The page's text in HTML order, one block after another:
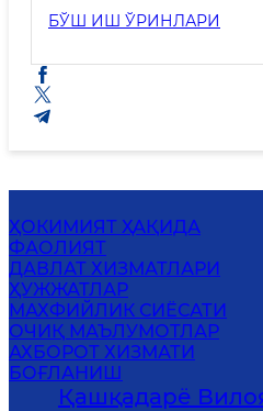
БЎШ ИШ ЎРИНЛАРИ
ҲОКИМИЯТ ҲАҚИДА
ФАОЛИЯТ
ДАВЛАТ ХИЗМАТЛАРИ
ҲУЖЖАТЛАР
MАХФИЙЛИК СИЁСАТИ
ОЧИҚ МАЪЛУМОТЛАР
АХБОРОТ ХИЗМАТИ
БОҒЛАНИШ
Қашқадарё